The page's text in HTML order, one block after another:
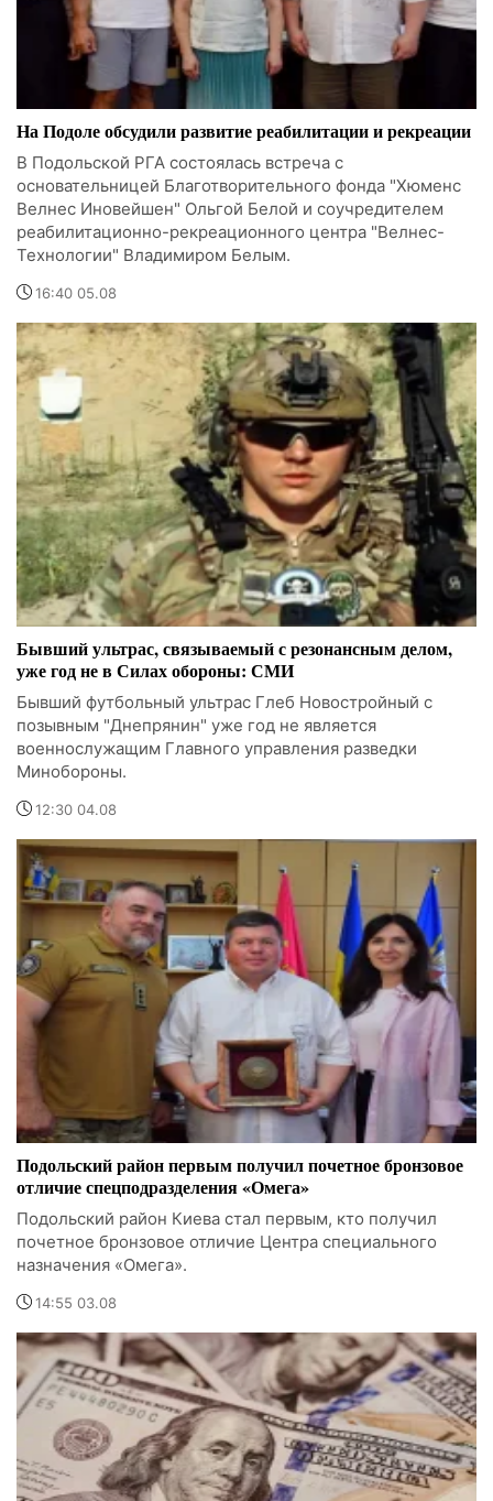
На Подоле обсудили развитие реабилитации и рекреации
В Подольской РГА состоялась встреча с
основательницей Благотворительного фонда "Хюменс
Велнес Иновейшен" Ольгой Белой и соучредителем
реабилитационно-рекреационного центра "Велнес-
Технологии" Владимиром Белым.
16:40 05.08
Бывший ультрас, связываемый с резонансным делом,
уже год не в Силах обороны: СМИ
Бывший футбольный ультрас Глеб Новостройный с
позывным "Днепрянин" уже год не является
военнослужащим Главного управления разведки
Минобороны.
12:30 04.08
Подольский район первым получил почетное бронзовое
отличие спецподразделения «Омега»
Подольский район Киева стал первым, кто получил
почетное бронзовое отличие Центра специального
назначения «Омега».
14:55 03.08